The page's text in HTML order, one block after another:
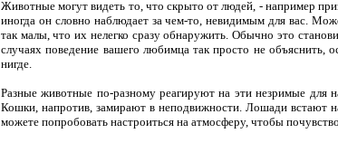
Животные могут видеть то, что скрыто от людей, - например
иногда он словно наблюдает за чем-то, невидимым для вас.
так малы, что их нелегко сразу обнаружить. Обычно это
случаях поведение вашего любимца так просто не объяснить,
нигде.
Разные животные по-разному реагируют на эти незримые
Кошки, напротив, замирают в неподвижности. Лошади встают
можете попробовать настроиться на атмосферу, чтобы